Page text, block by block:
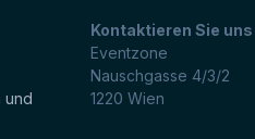
und
Kontaktieren Sie uns
Eventzone
Nauschgasse 4/3/2
1220 Wien